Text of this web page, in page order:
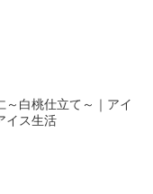
～白桃仕立て～｜アイ
イス生活